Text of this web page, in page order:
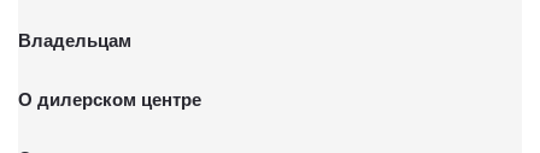
Владельцам
О дилерском центре